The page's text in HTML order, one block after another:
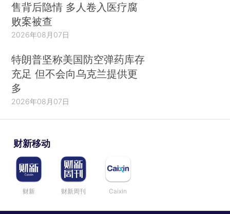
售背后隐情 多人卷入医疗腐
败案被查
2026年08月07日
特朗普坚称美国防空弹药库存
充足 但不会向乌克兰提供更
多
2026年08月07日
财新移动
财新 财新周刊 Caixin